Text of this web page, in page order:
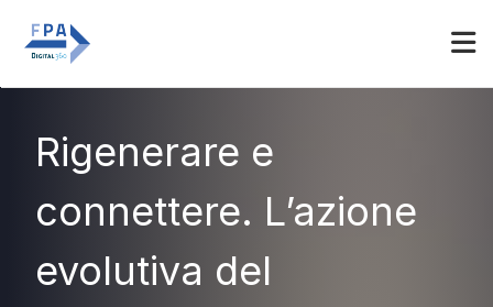
Accedi
Rigenerare e
connettere. L’azione
evolutiva del